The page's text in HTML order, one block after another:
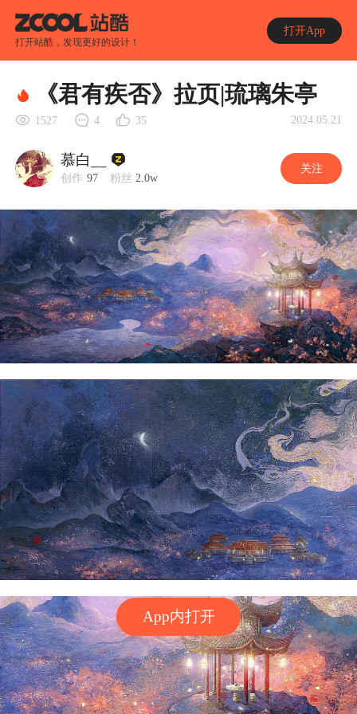
打开站酷，发现更好的设计！
打开App
App内打开
《君有疾否》拉页|琉璃朱亭
1527 4 35 2024.05.21
慕白__
创作 97 粉丝 2.0w
关注